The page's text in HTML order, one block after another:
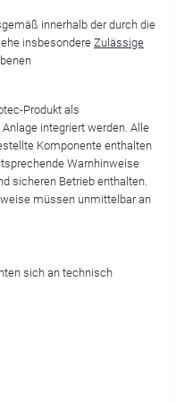
innerhalb der durch die
insbesondere Zulässige
Produkt als
integriert werden. Alle
Komponente enthalten
Warnhinweise
sicheren Betrieb enthalten.
müssen unmittelbar an
sich an technisch